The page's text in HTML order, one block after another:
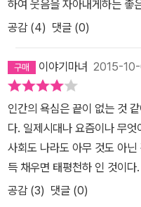
하여 웃음을 자아내게하는 좋
공감 (4) 댓글 (0)
이야기마녀 2015-
인간의 욕심은 끝이 없는 것
다. 일제시대나 요즘이나 무
사회도 나라도 아무 것도 아
득 채우면 태평천하 인 것이다
공감 (3) 댓글 (0)